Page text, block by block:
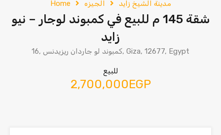
Home الجيزه مدينة الشيخ زايد
شقة 145 م للبيع في كمبوند لوجار – نيو
زايد
16, كمبوند لو جاردان ريزيدنس, Giza, 12677, Egypt
للبيع
2,700,000EGP